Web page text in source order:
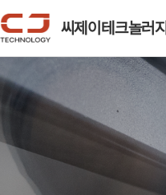
씨제이테크놀러지